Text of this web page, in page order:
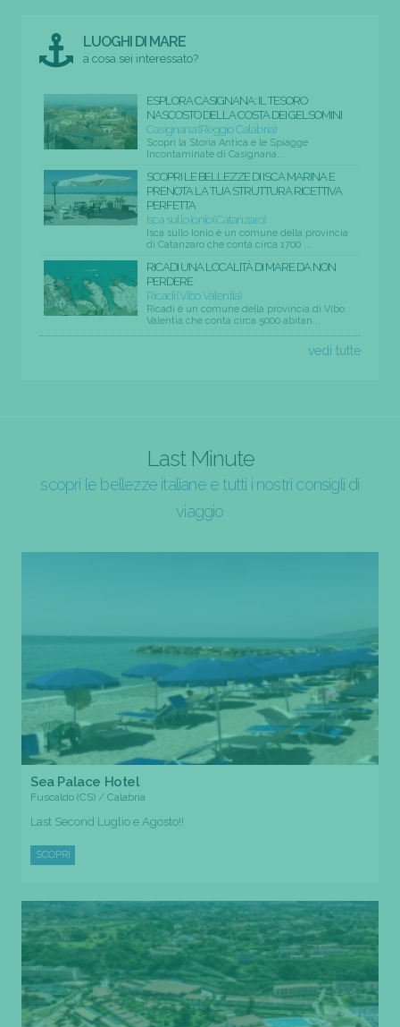
LUOGHI DI MARE
a cosa sei interessato?
ESPLORA CASIGNANA: IL TESORO
NASCOSTO DELLA COSTA DEI GELSOMINI
Casignana (Reggio Calabria)
Scopri la Storia Antica e le Spiagge
Incontaminate di Casignana...
SCOPRI LE BELLEZZE DI ISCA MARINA E
PRENOTA LA TUA STRUTTURA RICETTIVA
PERFETTA
Isca sullo Ionio (Catanzaro)
Isca sullo Ionio è un comune della provincia
di Catanzaro che conta circa 1700 ...
RICADI UNA LOCALITÀ DI MARE DA NON
PERDERE
Ricadi (Vibo Valentia)
Ricadi è un comune della provincia di Vibo
Valentia che conta circa 5000 abitan...
vedi tutte
Last Minute
scopri le bellezze italiane e tutti i nostri consigli di
viaggio
Sea Palace Hotel
Fuscaldo (CS) / Calabria
Last Second Luglio e Agosto!!
SCOPRI